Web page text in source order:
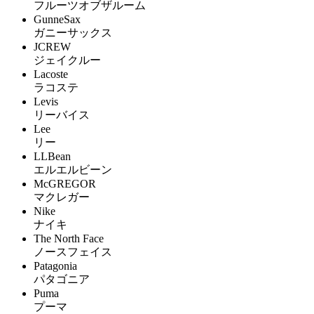
フルーツオブザルーム
GunneSax
ガニーサックス
JCREW
ジェイクルー
Lacoste
ラコステ
Levis
リーバイス
Lee
リー
LLBean
エルエルビーン
McGREGOR
マクレガー
Nike
ナイキ
The North Face
ノースフェイス
Patagonia
パタゴニア
Puma
プーマ